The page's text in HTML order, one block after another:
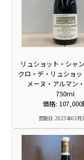
リュショット・シャ
クロ・デ・リュショッ
メーヌ・アルマン
750ml
価格: 107,000
買取日: 2025年03月